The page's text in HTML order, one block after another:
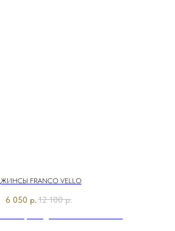
FRANCO VELLO
6 050 р.12 100 р.